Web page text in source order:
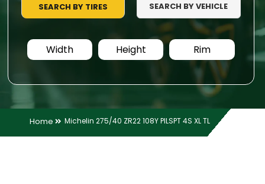
SEARCH BY TIRES SEARCH BY VEHICLE
Width Height Rim
Home Michelin 275/40 ZR22 108Y PILSPT 4S XL TL